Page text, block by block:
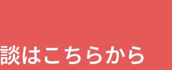
はこちらから